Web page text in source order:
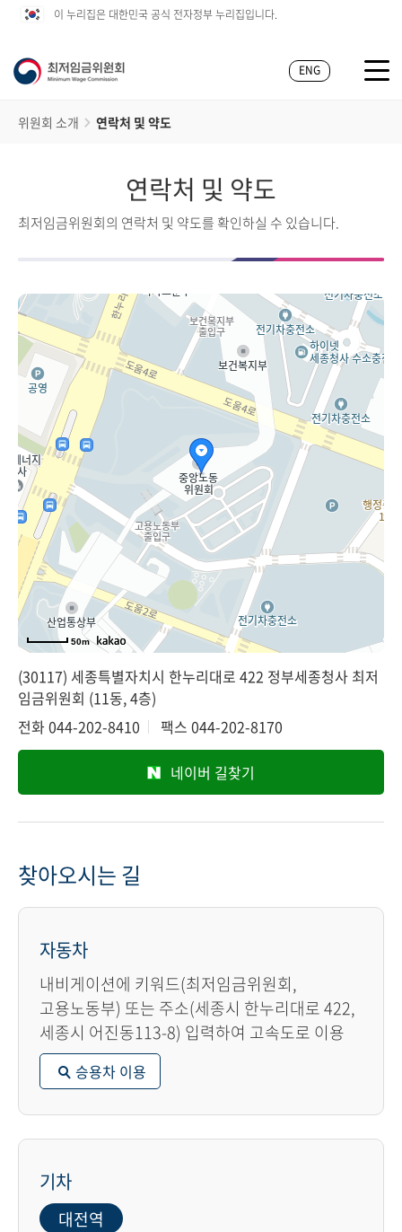
이 누리집은 대한민국 공식 전자정부 누리집입니다.
ENG
위원회 소개 연락처 및 약도
연락처 및 약도
최저임금위원회의 연락처 및 약도를 확인하실 수 있습니다.
50m
(30117) 세종특별자치시 한누리대로 422 정부세종청사 최저
임금위원회 (11동, 4층)
전화044-202-8410 팩스 044-202-8170
네이버 길찾기
찾아오시는 길
자동차
내비게이션에 키워드(최저임금위원회,
고용노동부) 또는 주소(세종시 한누리대로 422,
세종시 어진동113-8) 입력하여 고속도로 이용
승용차 이용
기차
대전역